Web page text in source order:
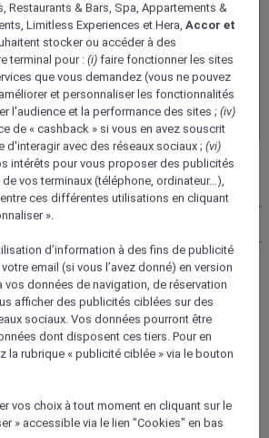
Restaurants & Bars, Spa, Appartements &
Limitless Experiences et Hera,Accor et
stocker ou accéder à des
terminal pour :(i) faire fonctionner les sites
que vous demandez (vous ne pouvez
améliorer et personnaliser les fonctionnalités
l'audience et la performance des sites ;(iv)
de « cashback » si vous en avez souscrit
d'interagir avec des réseaux sociaux ;(vi)
intérêts pour vous proposer des publicités
vos terminaux (téléphone, ordinateur…),
ces différentes utilisations en cliquant
».
d’information à des fins de publicité
email (si vous l’avez donné) en version
vos données de navigation, de réservation
afficher des publicités ciblées sur des
sociaux. Vos données pourront être
dont disposent ces tiers. Pour en
la rubrique « publicité ciblée » via le bouton
vos choix à tout moment en cliquant sur le
» accessible via le lien "Cookies" en bas